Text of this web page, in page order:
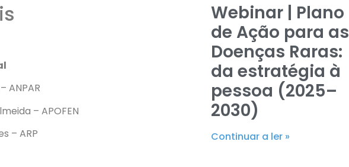
ANPAR
– APOFEN
– ARP
Webinar | Plano
de Ação para as
Doenças Raras:
da estratégia à
pessoa (2025–
2030)
Continuar a ler »